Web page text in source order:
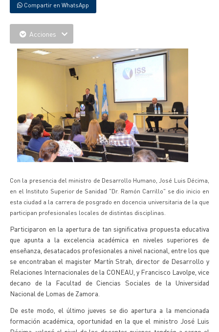
Compartir en WhatsApp
Acciones
Con la presencia del ministro de Desarrollo Humano, José Luis Décima,
en el Instituto Superior de Sanidad "Dr. Ramón Carrillo" se dio inicio en
esta ciudad a la carrera de posgrado en docencia universitaria de la que
participan profesionales locales de distintas disciplinas.
Participaron en la apertura de tan significativa propuesta educativa
que apunta a la excelencia académica en niveles superiores de
enseñanza, desatacados profesionales a nivel nacional, entre los que
se encontraban el magister Martín Strah, director de Desarrollo y
Relaciones Internacionales de la CONEAU, y Francisco Lavolpe, vice
decano de la Facultad de Ciencias Sociales de la Universidad
Nacional de Lomas de Zamora.
De este modo, el último jueves se dio apertura a la mencionada
formación académica, oportunidad en la que el ministro José Luis